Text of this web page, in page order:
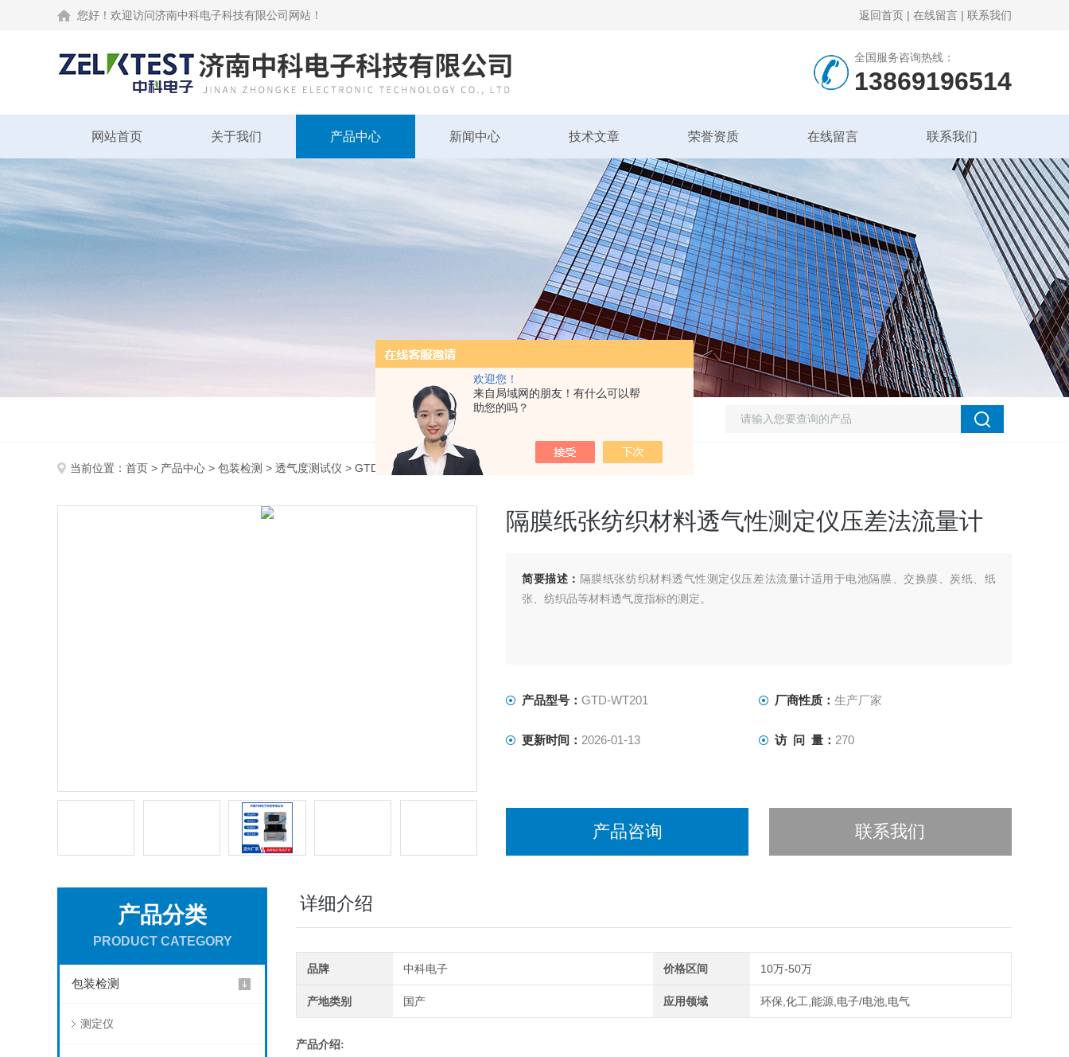
欢迎您！
来自局域网的朋友！有什么可以帮
助您的吗？
您好！欢迎访问济南中科电子科技有限公司网站！ 返回首页 | 在线留言 | 联系我们
全国服务咨询热线：
13869196514
网站首页 关于我们 产品中心 新闻中心 技术文章 荣誉资质 在线留言 联系我们
当前位置： 首页 > 产品中心 > 包装检测 > 透气度测试仪 > GTD-WT201隔膜纸张纺织材料透气性测定仪压差法流量计
隔膜纸张纺织材料透气性测定仪压差法流量计
简要描述： 隔膜纸张纺织材料透气性测定仪压差法流量计适用于电池隔膜、交换膜、炭纸、纸
张、纺织品等材料透气度指标的测定。
产品型号： GTD-WT201 厂商性质： 生产厂家
更新时间： 2026-01-13 访 问 量： 270
产品咨询 联系我们
产品分类
PRODUCT CATEGORY
包装检测
测定仪
详细介绍
品牌 中科电子 价格区间 10万-50万
产地类别 国产 应用领域 环保,化工,能源,电子/电池,电气
产品介绍: